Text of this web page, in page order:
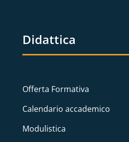
Didattica
Offerta Formativa
Calendario accademico
Modulistica